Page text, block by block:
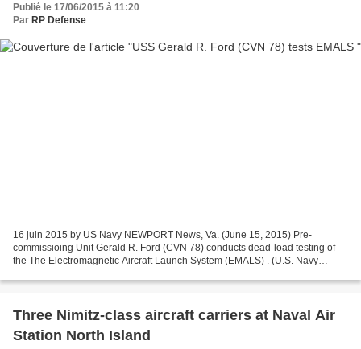
Publié le 17/06/2015 à 11:20
Par RP Defense
16 juin 2015 by US Navy NEWPORT News, Va. (June 15, 2015) Pre-
commissioing Unit Gerald R. Ford (CVN 78) conducts dead-load testing of
the The Electromagnetic Aircraft Launch System (EMALS) . (U.S. Navy
Three Nimitz-class aircraft carriers at Naval Air
Station North Island